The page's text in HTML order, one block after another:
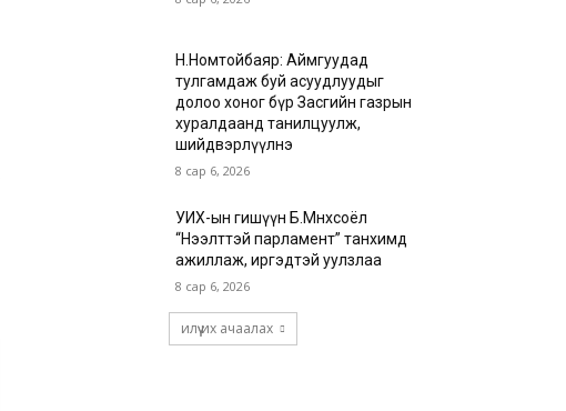
Н.Номтойбаяр: Аймгуудад
тулгамдаж буй асуудлуудыг
долоо хоног бүр Засгийн газрын
хуралдаанд танилцуулж,
шийдвэрлүүлнэ
8 сар 6, 2026
УИХ-ын гишүүн Б.Мөнхсоёл
“Нээлттэй парламент” танхимд
ажиллаж, иргэдтэй уулзлаа
8 сар 6, 2026
илүү их ачаалах